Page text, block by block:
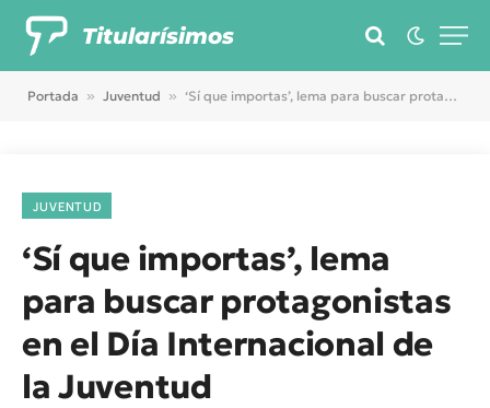
Titularísimos
Portada » Juventud » ‘Sí que importas’, lema para buscar protagonistas en el Día Internacional de la Juventud
JUVENTUD
‘Sí que importas’, lema
para buscar protagonistas
en el Día Internacional de
la Juventud